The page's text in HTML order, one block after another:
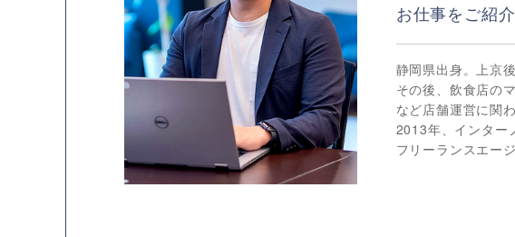
お仕事をご紹
静岡県出身。上京
その後、飲食店の
など店舗運営に関
2013年、インター
フリーランスエー